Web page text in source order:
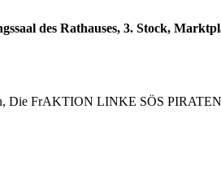
des Rathauses, 3. Stock,
Die FrAKTION LINKE SÖS